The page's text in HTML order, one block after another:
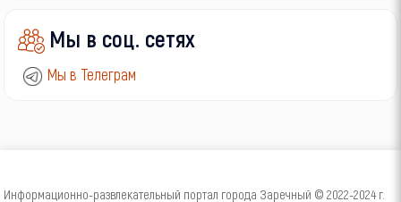
Мы в соц. сетях
Мы в Телеграм
Информационно-развлекательный портал города Заречный © 2022-2024 г.